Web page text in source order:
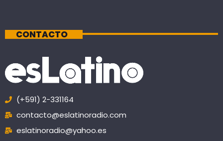
CONTACTO
(+591) 2-331164
contacto@eslatinoradio.com
eslatinoradio@yahoo.es